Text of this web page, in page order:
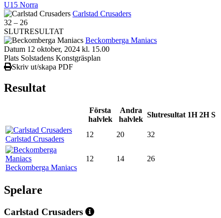
U15 Norra
Carlstad Crusaders
32 – 26
SLUTRESULTAT
Beckomberga Maniacs
Datum 12 oktober, 2024 kl. 15.00
Plats Solstadens Konstgräsplan
Skriv ut/skapa PDF
Resultat
Första
halvlek
Andra
halvlek
Slutresultat 1H 2H S
Carlstad Crusaders
12 20 32
Beckomberga Maniacs
12 14 26
Spelare
Carlstad Crusaders